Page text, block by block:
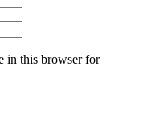
in this browser for